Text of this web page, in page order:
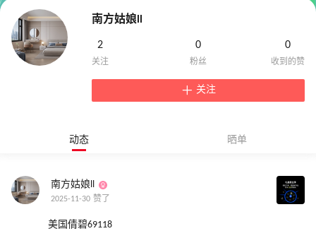
南方姑娘ll
2 0 0
关注
动态 晒单
南方姑娘ll
2025-11-30 赞了
美国倩碧69118